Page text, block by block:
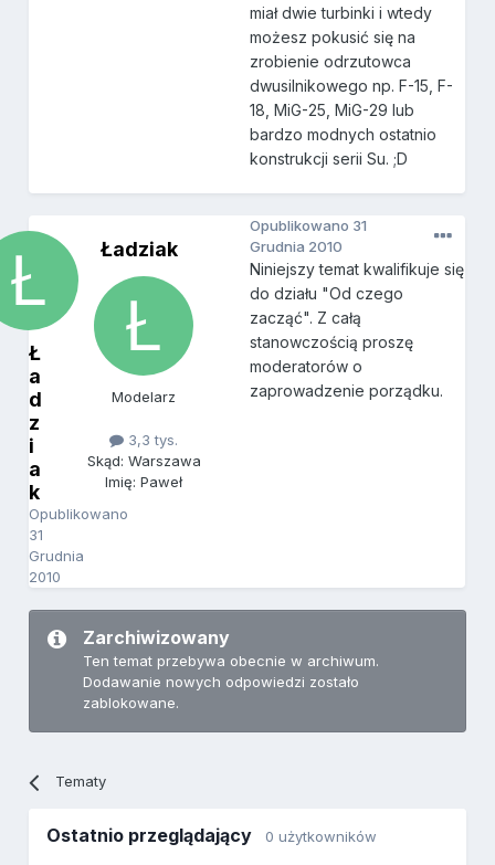
miał dwie turbinki i wtedy
możesz pokusić się na
zrobienie odrzutowca
dwusilnikowego np. F-15, F-
18, MiG-25, MiG-29 lub
bardzo modnych ostatnio
konstrukcji serii Su. ;D
Ł
a
d
z
i
a
k
Opublikowano
31
Grudnia
2010
Ładziak
Modelarz
3,3 tys.
Skąd: Warszawa
Imię: Paweł
Opublikowano 31
Grudnia 2010
Niniejszy temat kwalifikuje się
do działu "Od czego
zacząć". Z całą
stanowczością proszę
moderatorów o
zaprowadzenie porządku.
Zarchiwizowany
Ten temat przebywa obecnie w archiwum.
Dodawanie nowych odpowiedzi zostało
zablokowane.
Tematy
Ostatnio przeglądający 0 użytkowników